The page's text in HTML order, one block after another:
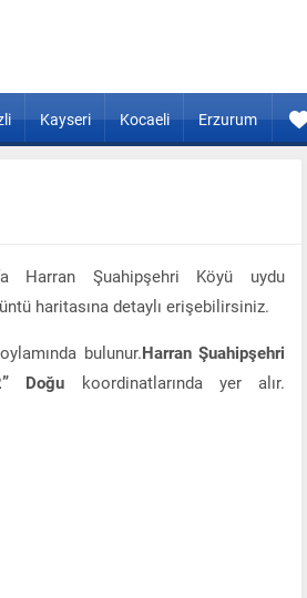
Kayseri Kocaeli Erzurum
Harran Şuahipşehri Köyü uydu
haritasına detaylı erişebilirsiniz.
bulunur.Harran Şuahipşehri
Doğu koordinatlarında yer alır.